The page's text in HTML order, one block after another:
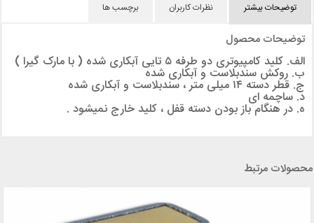
توضیحات بیشتر نظرات کاربران برچسب ها
توضیحات محصول
الف. کلید کامپیوتری دو طرفه ۵ تایی آبکاری شده ( با مارک گیرا )
ب. روکش سندبلاست و آبکاری شده
ج. قطر دسته ۱۴ میلی متر ، سندبلاست و آبکاری شده
د. ساچمه ای
ه. در هنگام باز بودن دسته قفل ، کلید خارج نمیشود .
محصولات مرتبط